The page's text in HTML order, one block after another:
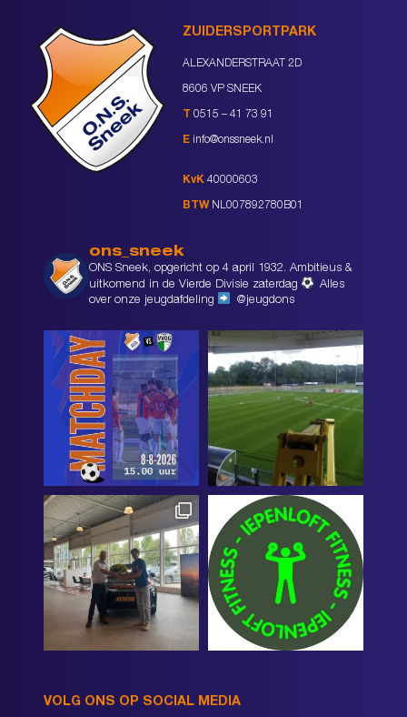
ZUIDERSPORTPARK
ALEXANDERSTRAAT 2D
8606 VP SNEEK
T 0515 – 41 73 91
E info@onssneek.nl
KvK 40000603
BTW NL007892780B01
ons_sneek
ONS Sneek, opgericht op 4 april 1932. Ambitieus &
uitkomend in de Vierde Divisie zaterdag
Alles
over onze jeugdafdeling
@jeugdons
VOLG ONS OP SOCIAL MEDIA